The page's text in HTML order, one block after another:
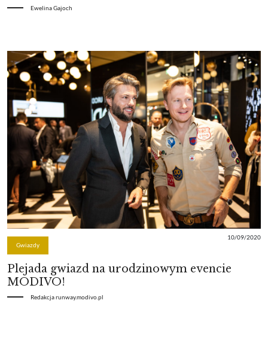
Ewelina Gajoch
Gwiazdy
10/09/2020
Plejada gwiazd na urodzinowym evencie
MODIVO!
Redakcja runway.modivo.pl